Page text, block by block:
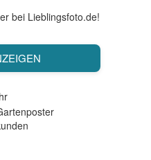
bei Lieblingsfoto.de!